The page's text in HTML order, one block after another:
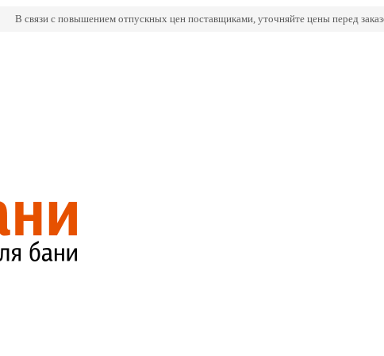
В связи с повышением отпускных цен поставщиками, уточняйте цены перед